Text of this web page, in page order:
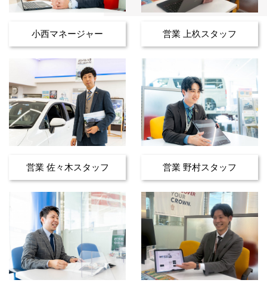
小西マネージャー 営業 上杦スタッフ
営業 佐々木スタッフ 営業 野村スタッフ